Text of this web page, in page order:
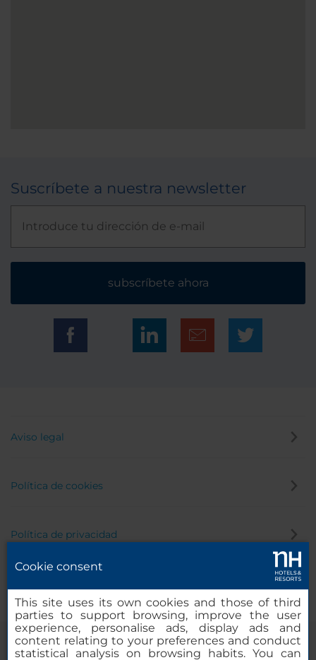
Suscríbete a nuestra newsletter
subscríbete ahora
Aviso legal
Política de cookies
Política de privacidad
Cookie consent
This site uses its own cookies and those of third
parties to support browsing, improve the user
experience, personalise ads, display ads and
content relating to your preferences and conduct
statistical analysis on browsing habits. You can